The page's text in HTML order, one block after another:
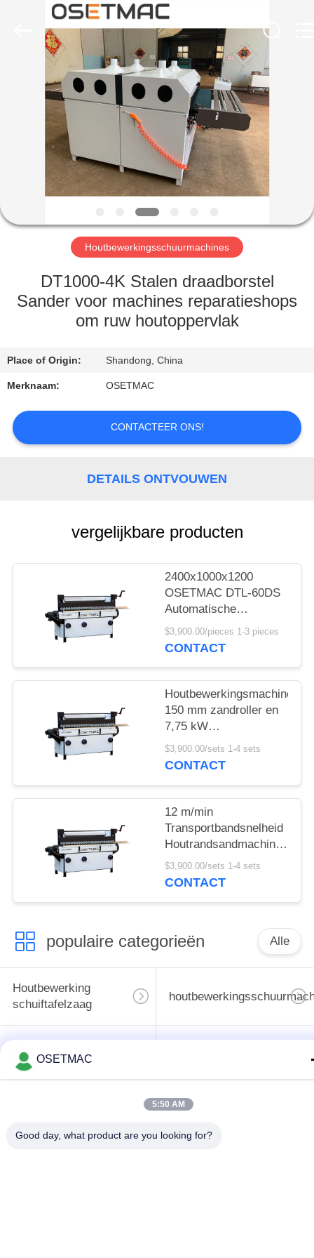
PRODUCTEN
TOON
ONGEVEER
FABRIEKSREIS
CONTACTEER
ONS
VERZOEK
OM EEN
SITEMAP
POLICY
INTERNATIONAL
Houtbewerkingsschuurmachines
DT1000-4K Stalen draadborstel
Sander voor machines reparatieshops
om ruw houtoppervlak
Place of Origin: Shandong, China
Merknaam: OSETMAC
CONTACTEER ONS!
DETAILS ONTVOUWEN
vergelijkbare producten
2400x1000x1200
OSETMAC DTL-60DS
Automatische
deurpaneel Primer
Sander
$3,900.00/pieces 1-3 pieces
CONTACT
Houtbewerkingsmachines
150 mm zandroller en
7,75 kW
houtsandmachine
$3,900.00/sets 1-4 sets
CONTACT
12 m/min
Transportbandsnelheid
Houtrandsandmachine
met eenvoudige
kerncomponenten
$3,900.00/sets 1-4 sets
CONTACT
populaire categorieën Alle
Houtbewerking
schuiftafelzaag
het verbinden
machine
Sander
Houten Stoftrekker
OSETMAC
5:50 AM
Good day, what product are you looking for?